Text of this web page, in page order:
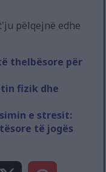
pëlqejnë edhe
thelbësore për
fizik dhe
e stresit:
të jogës